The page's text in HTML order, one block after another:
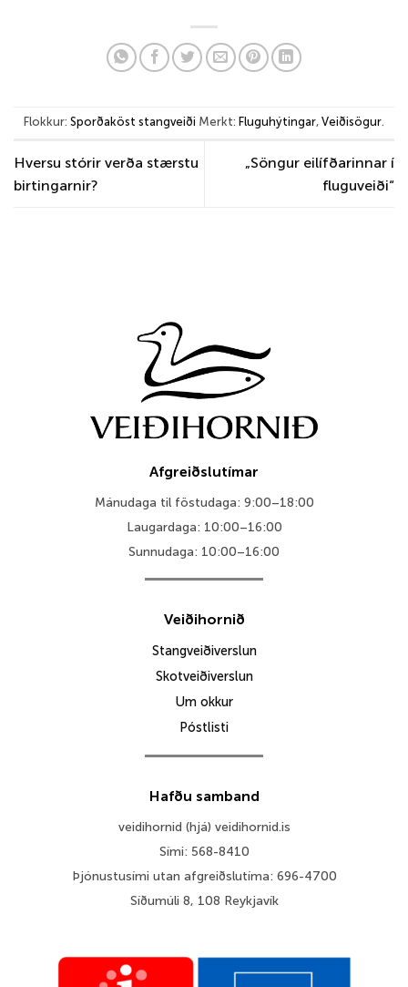
Flokkur: Sporðaköst stangveiði Merkt: Fluguhýtingar, Veiðisögur.
Hversu stórir verða stærstu
birtingarnir?
„Söngur eilífðarinnar í
fluguveiði“
Afgreiðslutímar
Mánudaga til föstudaga: 9:00–18:00
Laugardaga: 10:00–16:00
Sunnudaga: 10:00–16:00
Veiðihornið
Stangveiðiverslun
Skotveiðiverslun
Um okkur
Póstlisti
Hafðu samband
veidihornid (hjá) veidihornid.is
Sími: 568-8410
Þjónustusími utan afgreiðslutíma: 696-4700
Síðumúli 8, 108 Reykjavík